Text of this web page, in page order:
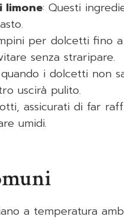
limone: Questi
per dolcetti fino
senza straripare.
i dolcetti non
uscirà pulito.
assicurati di far
umidi.
a temperatura